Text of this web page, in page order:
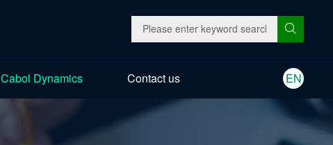
Cabol Dynamics Contact us EN